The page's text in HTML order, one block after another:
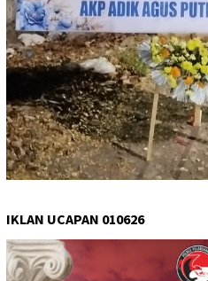
IKLAN UCAPAN 010626